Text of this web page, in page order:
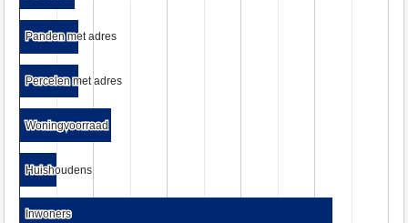
Panden met adres
Panden met adres
Percelen met adres
Percelen met adres
Woningvoorraad
Woningvoorraad
Huishoudens
Huishoudens
Inwoners
Inwoners